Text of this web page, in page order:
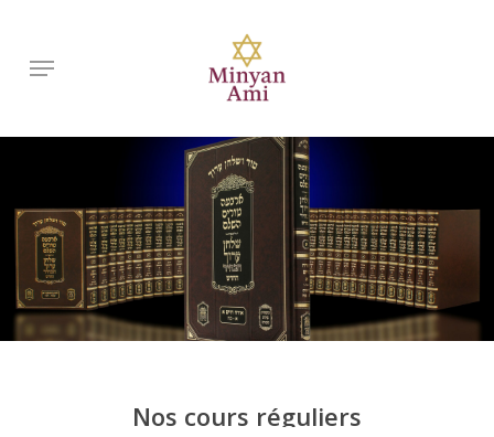
main
Menu
Nos cours réguliers